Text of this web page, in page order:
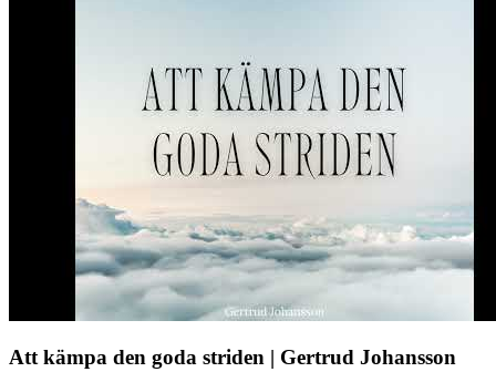
Att kämpa den goda striden | Gertrud Johansson